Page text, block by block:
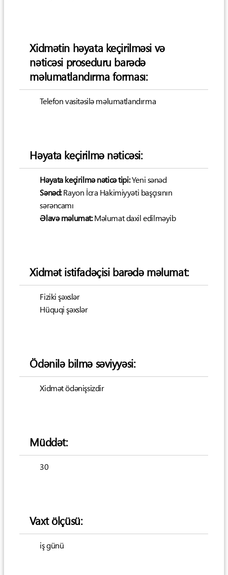
Xidmətin həyata keçirilməsi və
nəticəsi proseduru barədə
məlumatlandırma forması:
Telefon vasitəsilə məlumatlandırma
Həyata keçirilmə nəticəsi:
Həyata keçirilmə nəticə tipi:Yeni sənəd
Sənəd:Rayon İcra Hakimiyyəti başçısının
sərəncamı
Əlavə məlumat:Məlumat daxil edilməyib
Xidmət istifadəçisi barədə məlumat:
Fiziki şəxslər
Hüquqi şəxslər
Ödənilə bilmə səviyyəsi:
Xidmət ödənişsizdir
Müddət:
30
Vaxt ölçüsü:
iş günü